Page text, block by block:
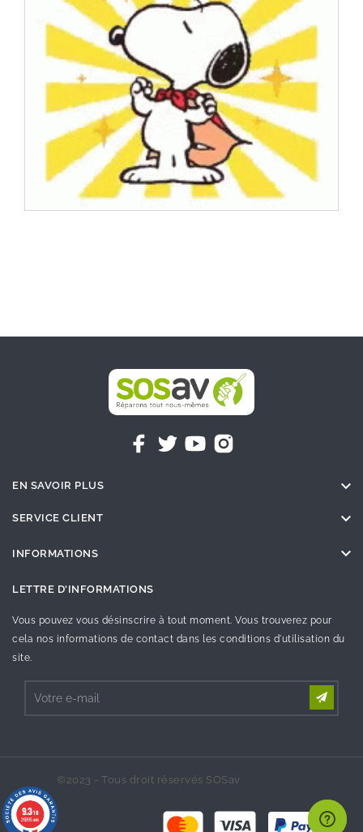
EN SAVOIR PLUS 
SERVICE CLIENT 
INFORMATIONS 
LETTRE D'INFORMATIONS
Vous pouvez vous désinscrire à tout moment. Vous trouverez pour
cela nos informations de contact dans les conditions d'utilisation du
site.
©2023 - Tous droit réservés SOSav
9.3/10
26995 avis